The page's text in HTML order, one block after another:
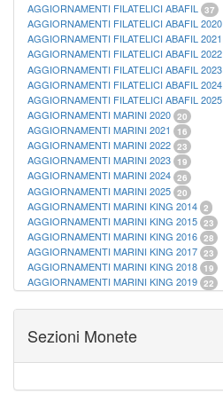
AGGIORNAMENTI FILATELICI ABAFIL 37
AGGIORNAMENTI FILATELICI ABAFIL 2020
AGGIORNAMENTI FILATELICI ABAFIL 2021
AGGIORNAMENTI FILATELICI ABAFIL 2022
AGGIORNAMENTI FILATELICI ABAFIL 2023
AGGIORNAMENTI FILATELICI ABAFIL 2024
AGGIORNAMENTI FILATELICI ABAFIL 2025
AGGIORNAMENTI MARINI 2020 20
AGGIORNAMENTI MARINI 2021 16
AGGIORNAMENTI MARINI 2022 23
AGGIORNAMENTI MARINI 2023 19
AGGIORNAMENTI MARINI 2024 26
AGGIORNAMENTI MARINI 2025 20
AGGIORNAMENTI MARINI KING 2014 2
AGGIORNAMENTI MARINI KING 2015 23
AGGIORNAMENTI MARINI KING 2016 28
AGGIORNAMENTI MARINI KING 2017 23
AGGIORNAMENTI MARINI KING 2018 19
AGGIORNAMENTI MARINI KING 2019 22
ALBUM PER CARTAMONETA 1
CARTELLE FILATELICHE MARINI
21
FOGLI FILATELICI VATICANO 37
Sezioni Monete